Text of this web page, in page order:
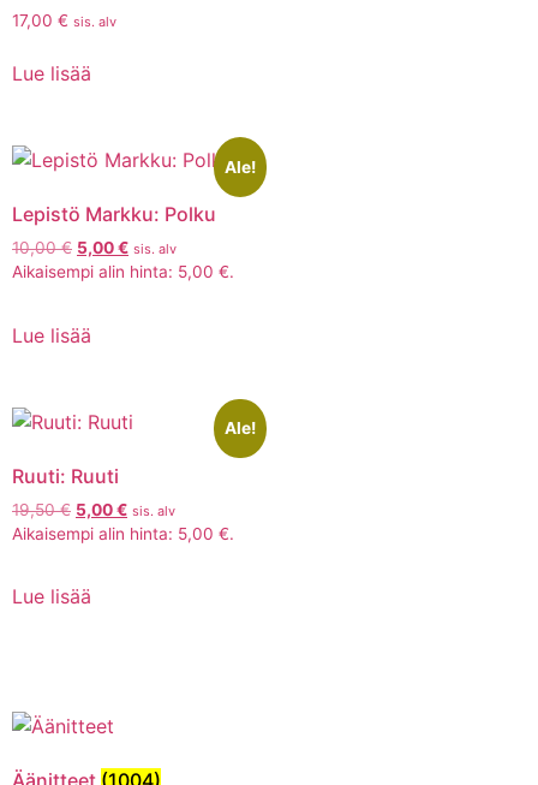
17,00 € sis. alv
Lue lisää
Ale!
Lepistö Markku: Polku
10,00€ 5,00€ sis. alv
Aikaisempi alin hinta: 5,00 €.
Lue lisää
Ale!
Ruuti: Ruuti
19,50€ 5,00€ sis. alv
Aikaisempi alin hinta: 5,00 €.
Lue lisää
Äänitteet (1004)